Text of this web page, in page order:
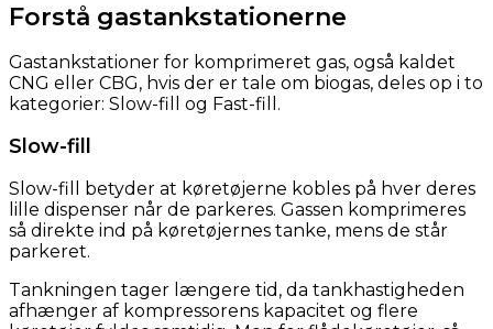
Forstå gastankstationerne
Gastankstationer for komprimeret gas, også kaldet
CNG eller CBG, hvis der er tale om biogas, deles op i to
kategorier: Slow-fill og Fast-fill.
Slow-fill
Slow-fill betyder at køretøjerne kobles på hver deres
lille dispenser når de parkeres. Gassen komprimeres
så direkte ind på køretøjernes tanke, mens de står
parkeret.
Tankningen tager længere tid, da tankhastigheden
afhænger af kompressorens kapacitet og flere